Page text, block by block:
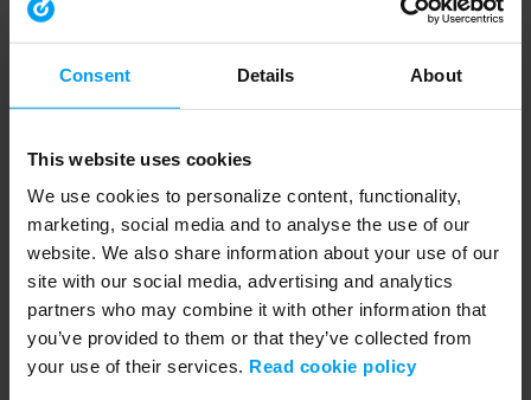
Consent Details About
This website uses cookies
We use cookies to personalize content, functionality,
marketing, social media and to analyse the use of our
website. We also share information about your use of our
site with our social media, advertising and analytics
partners who may combine it with other information that
you’ve provided to them or that they’ve collected from
your use of their services. Read cookie policy
data for the purposes of this webinar and to send relevant
I agree to receive other communications from Ramboll Group.